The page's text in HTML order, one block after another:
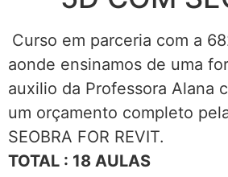
Curso em parceria com a
aonde ensinamos de uma
auxilio da Professora Alana
um orçamento completo
SEOBRA FOR REVIT.
TOTAL : 18 AULAS